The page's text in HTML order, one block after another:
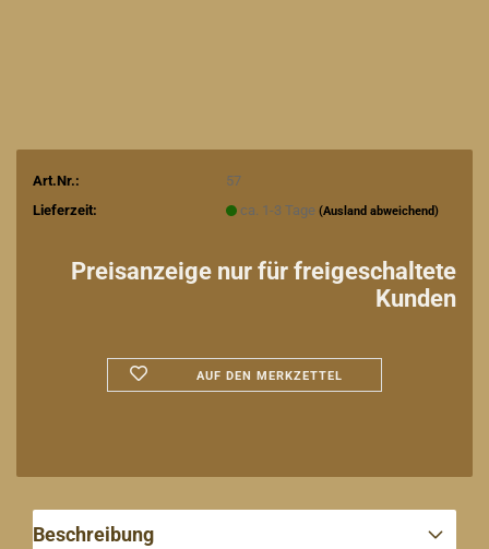
Art.Nr.:
57
Lieferzeit:
ca. 1-3 Tage (Ausland abweichend)
Preisanzeige nur für freigeschaltete
Kunden
AUF DEN MERKZETTEL
Beschreibung